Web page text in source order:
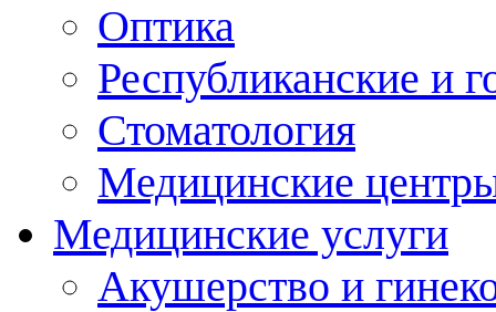
Оптика
Республиканские и
Стоматология
Медицинские
Медицинские услуги
Акушерство и